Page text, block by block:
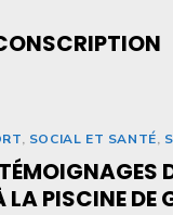
, SOCIAL ET SANTÉ,
LA PISCINE DE